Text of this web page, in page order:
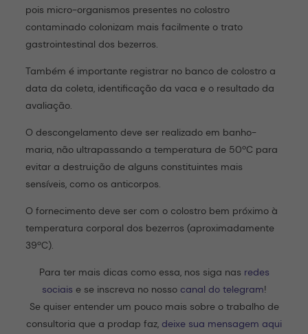
pois micro-organismos presentes no colostro
contaminado colonizam mais facilmente o trato
gastrointestinal dos bezerros.
Também é importante registrar no banco de colostro a
data da coleta, identificação da vaca e o resultado da
avaliação.
O descongelamento deve ser realizado em banho-
maria, não ultrapassando a temperatura de 50ºC para
evitar a destruição de alguns constituintes mais
sensíveis, como os anticorpos.
O fornecimento deve ser com o colostro bem próximo à
temperatura corporal dos bezerros (aproximadamente
39ºC).
Para ter mais dicas como essa, nos siga nas redes
sociais e se inscreva no nosso canal do telegram!
Se quiser entender um pouco mais sobre o trabalho de
consultoria que a prodap faz, deixe sua mensagem aqui